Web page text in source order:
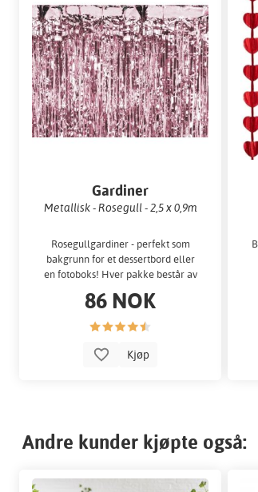
Gardiner
Metallisk - Rosegull - 2,5 x 0,9m
Rosegullgardiner - perfekt som
bakgrunn for et dessertbord eller
en fotoboks! Hver pakke består av
86 NOK
Kjøp
Andre kunder kjøpte også: